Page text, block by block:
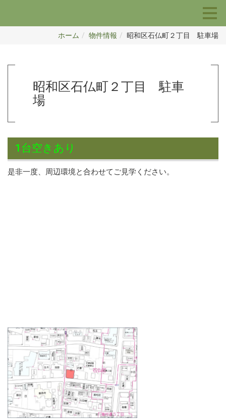
ホーム 物件情報 昭和区石仏町２丁目 駐車場
昭和区石仏町２丁目 駐車
場
1 台空きあり
是非一度、周辺環境と合わせてご見学ください。